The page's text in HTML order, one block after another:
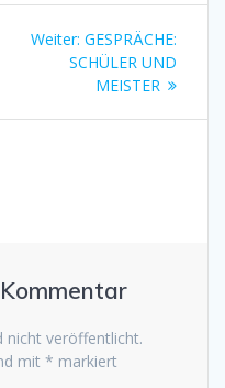
Weiter: Nächster
Beitrag:
GESPRÄCHE:
SCHÜLER UND
MEISTER
nicht veröffentlicht.
mit * markiert